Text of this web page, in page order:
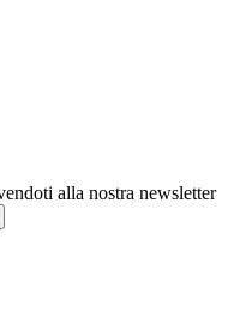
alla nostra newsletter